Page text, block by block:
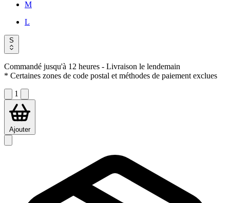
M
L
S
Commandé jusqu'à 12 heures - Livraison le lendemain
* Certaines zones de code postal et méthodes de paiement exclues
1
Ajouter